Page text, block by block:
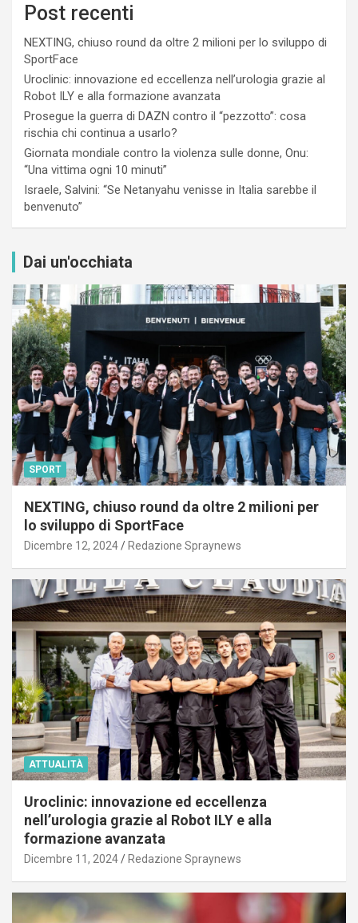
Post recenti
NEXTING, chiuso round da oltre 2 milioni per lo sviluppo di
SportFace
Uroclinic: innovazione ed eccellenza nell’urologia grazie al
Robot ILY e alla formazione avanzata
Prosegue la guerra di DAZN contro il “pezzotto”: cosa
rischia chi continua a usarlo?
Giornata mondiale contro la violenza sulle donne, Onu:
“Una vittima ogni 10 minuti”
Israele, Salvini: “Se Netanyahu venisse in Italia sarebbe il
benvenuto”
Dai un'occhiata
SPORT
NEXTING, chiuso round da oltre 2 milioni per
lo sviluppo di SportFace
Dicembre 12, 2024 Redazione Spraynews
ATTUALITÀ
Uroclinic: innovazione ed eccellenza
nell’urologia grazie al Robot ILY e alla
formazione avanzata
Dicembre 11, 2024 Redazione Spraynews